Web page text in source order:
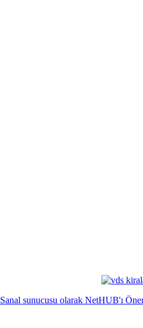
Sanal sunucusu olarak NetHUB'ı